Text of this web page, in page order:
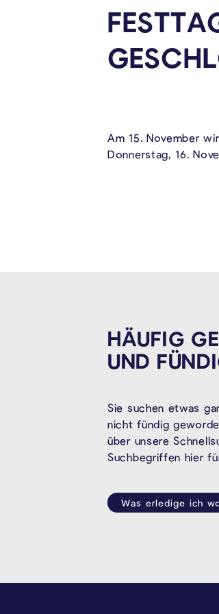
Am 15. November
Donnerstag, 16.
HÄUFIG
UND
Sie suchen etwas
nicht fündig
über unsere
Suchbegriffen hier
Was erledige ich